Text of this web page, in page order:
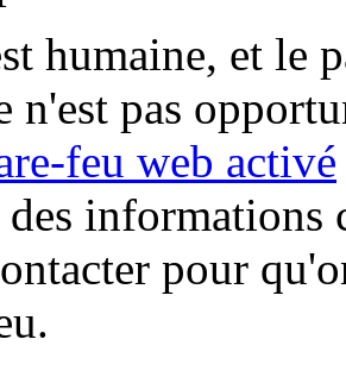
humaine, et le
n'est pas
feu web activé
informations
pour